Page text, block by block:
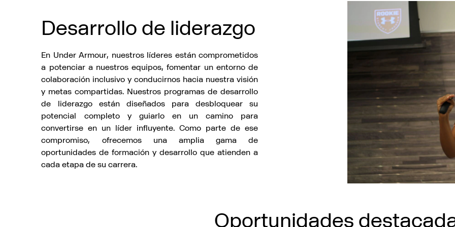
Desarrollo de liderazgo
En Under Armour, nuestros líderes están comprometidos
a potenciar a nuestros equipos, fomentar un entorno de
colaboración inclusivo y conducirnos hacia nuestra visión
y metas compartidas. Nuestros programas de desarrollo
de liderazgo están diseñados para desbloquear su
potencial completo y guiarlo en un camino para
convertirse en un líder influyente. Como parte de ese
compromiso, ofrecemos una amplia gama de
oportunidades de formación y desarrollo que atienden a
cada etapa de su carrera.
Oportunidades